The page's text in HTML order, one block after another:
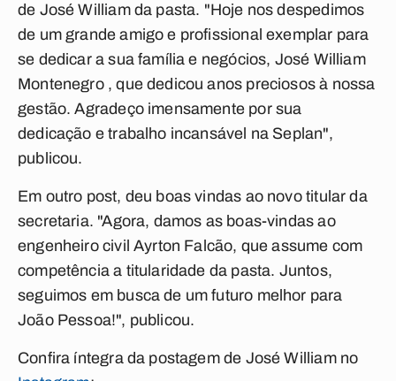
de José William da pasta. "Hoje nos despedimos
de um grande amigo e profissional exemplar para
se dedicar a sua família e negócios, José William
Montenegro , que dedicou anos preciosos à nossa
gestão. Agradeço imensamente por sua
dedicação e trabalho incansável na Seplan",
publicou.
Em outro post, deu boas vindas ao novo titular da
secretaria. "Agora, damos as boas-vindas ao
engenheiro civil Ayrton Falcão, que assume com
competência a titularidade da pasta. Juntos,
seguimos em busca de um futuro melhor para
João Pessoa!", publicou.
Confira íntegra da postagem de José William no